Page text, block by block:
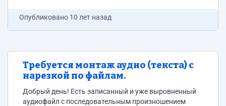
Опубликовано 10 лет назад
Требуется монтаж аудио (текста) с
нарезкой по файлам.
Добрый день! Есть записанный и уже выровненный
аудиофайл с последовательным произношением